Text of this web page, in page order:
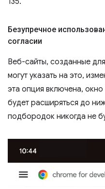
Безупречное
согласии
Веб-сайты, созданные
могут указать на это,
эта опция включена,
будет расширяться до
подбородок никогда не